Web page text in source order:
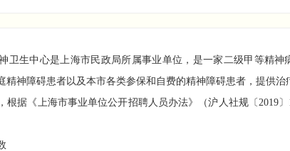
生中心是上海市民政局所属事业单位，是一家二级甲等精神
精神障碍患者以及本市各类参保和自费的精神障碍患者，提供治
据《上海市事业单位公开招聘人员办法》（沪人社规〔2019